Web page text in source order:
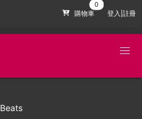
購物車 登入|註冊
Beats